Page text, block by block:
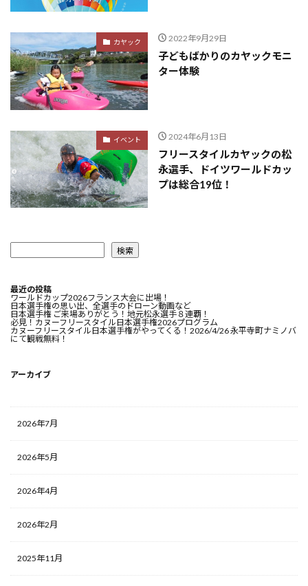
カヤック 2022年9月29日
子どもばかりのカヤックモニ
ター体験
イベント 2024年6月13日
フリースタイルカヤックの松
永選手、ドイツワールドカッ
プは総合19位！
検索
最近の投稿
ワールドカップ2026フランス大会に出場！
日本選手権の思い出、全選手のドローン動画など
日本選手権 ご来場ありがとう！地元松永選手８連覇！
必見！カヌーフリースタイル日本選手権2026プログラム
カヌーフリースタイル日本選手権がやってくる！2026/4/26 永平寺町ナミノバ
にて観戦無料！
アーカイブ
2026年7月
2026年5月
2026年4月
2026年2月
2025年11月